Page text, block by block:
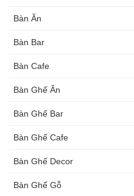
tiếp khách,
cafe tiếp
khách mặt
đá trắng,
đen, xám
Bàn Ăn
Bàn Bar
Bàn Cafe
Bàn Ghế Ăn
Bàn Ghế Bar
Bàn Ghế Cafe
Bàn Ghế Decor
Bàn Ghế Gỗ